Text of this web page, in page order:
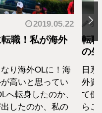
2019.05.22
職！私が海外
り海外OLに！海
高いと思ってい
へ転身したのか、
したのか、私の
羽
転
の
日
外資
て働
らこ